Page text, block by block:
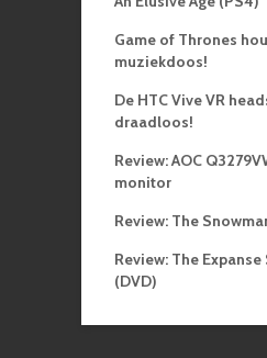
Game of Thrones
muziekdoos!
De HTC Vive VR
draadloos!
Review: AOC
monitor
Review: The
Review: The Expanse
(DVD)